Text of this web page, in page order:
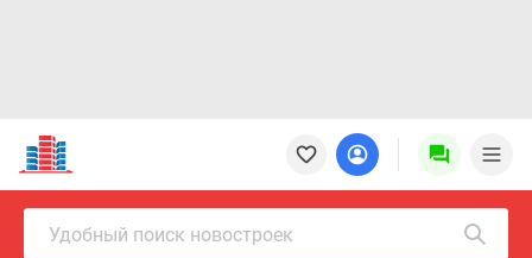
Новостройки
Квартиры
Ипотека
Новостройки
МосквыУдобный поиск новостроек